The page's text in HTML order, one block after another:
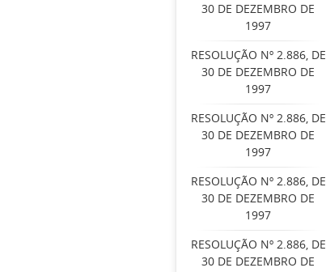
30 DE DEZEMBRO DE
1997
RESOLUÇÃO Nº 2.886, DE
30 DE DEZEMBRO DE
1997
RESOLUÇÃO Nº 2.886, DE
30 DE DEZEMBRO DE
1997
RESOLUÇÃO Nº 2.886, DE
30 DE DEZEMBRO DE
1997
RESOLUÇÃO Nº 2.886, DE
30 DE DEZEMBRO DE